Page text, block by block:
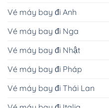
Vé máy bay đi Anh
Vé máy bay đi Nga
Vé máy bay đi Nhật
Vé máy bay đi Pháp
Vé máy bay đi Thái Lan